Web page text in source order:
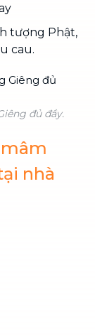
tượng Phật,
cau.
đủ đầy.
nhà